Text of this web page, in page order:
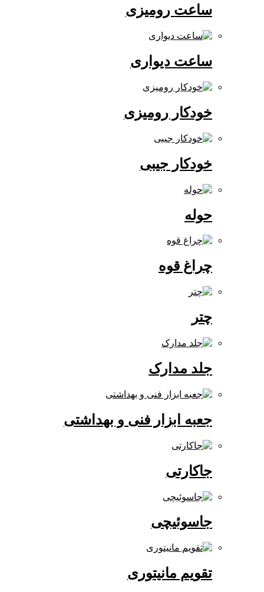
ساعت رومیزی
ساعت دیواری
خودکار رومیزی
خودکار جیبی
چراغ قوه
جلد مدارک
جعبه ابزار فنی و بهداشتی
جاسوئیچی
تقویم مانیتوری